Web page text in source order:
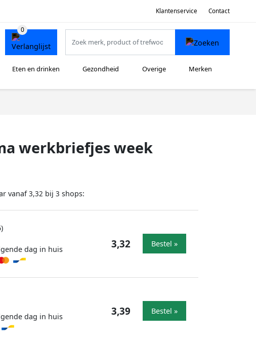
Klantenservice Contact
Eten en drinken Gezondheid Overige Merken
werkbriefjes week
vanaf3,32 bij 3 shops:
dag in huis
3,32 Bestel »
dag in huis
3,39 Bestel »